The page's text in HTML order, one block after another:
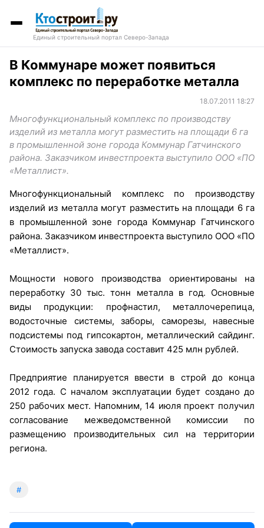
Единый строительный портал Северо-Запада
В Коммунаре может появиться
комплекс по переработке металла
18.07.2011 18:27
Многофункциональный комплекс по производству
изделий из металла могут разместить на площади 6 га
в промышленной зоне города Коммунар Гатчинского
района. Заказчиком инвестпроекта выступило ООО «ПО
«Металлист».
Многофункциональный комплекс по производству
изделий из металла могут разместить на площади 6 га
в промышленной зоне города Коммунар Гатчинского
района. Заказчиком инвестпроекта выступило ООО «ПО
«Металлист».
Мощности нового производства ориентированы на
переработку 30 тыс. тонн металла в год. Основные
виды продукции: профнастил, металлочерепица,
водосточные системы, заборы, саморезы, навесные
подсистемы под гипсокартон, металлический сайдинг.
Стоимость запуска завода составит 425 млн рублей.
Предприятие планируется ввести в строй до конца
2012 года. С началом эксплуатации будет создано до
250 рабочих мест. Напомним, 14 июля проект получил
согласование межведомственной комиссии по
размещению производительных сил на территории
региона.
#